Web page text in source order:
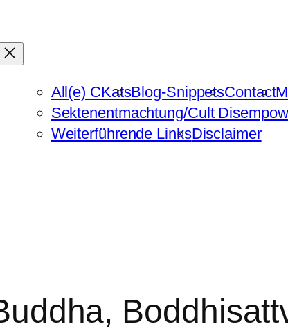
All(e) CKatsBlog-SnippetsContact
Sektenentmachtung/Cult
Weiterführende LinksDisclaimer